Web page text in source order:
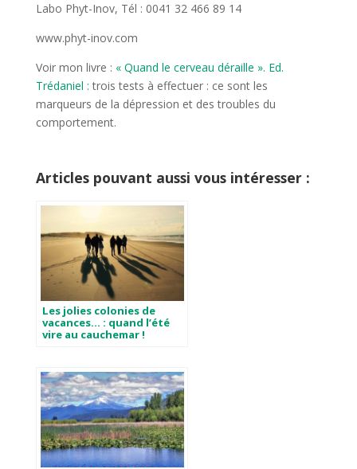
Labo Phyt-Inov, Tél : 0041 32 466 89 14
www.phyt-inov.com
Voir mon livre : « Quand le cerveau déraille ». Ed.
Trédaniel : trois tests à effectuer : ce sont les
marqueurs de la dépression et des troubles du
comportement.
Articles pouvant aussi vous intéresser :
Les jolies colonies de
vacances… : quand l’été
vire au cauchemar !